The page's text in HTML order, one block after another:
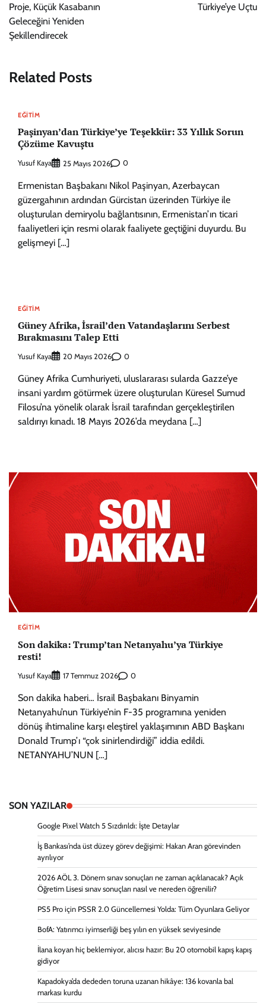
Proje, Küçük Kasabanın
Geleceğini Yeniden
Şekillendirecek
Türkiye’ye Uçtu
Related Posts
EĞITIM
Paşinyan’dan Türkiye’ye Teşekkür: 33 Yıllık Sorun
Çözüme Kavuştu
Yusuf Kaya 25 Mayıs 2026 0
Ermenistan Başbakanı Nikol Paşinyan, Azerbaycan
güzergahının ardından Gürcistan üzerinden Türkiye ile
oluşturulan demiryolu bağlantısının, Ermenistan’ın ticari
faaliyetleri için resmi olarak faaliyete geçtiğini duyurdu. Bu
gelişmeyi […]
EĞITIM
Güney Afrika, İsrail’den Vatandaşlarını Serbest
Bırakmasını Talep Etti
Yusuf Kaya 20 Mayıs 2026 0
Güney Afrika Cumhuriyeti, uluslararası sularda Gazze’ye
insani yardım götürmek üzere oluşturulan Küresel Sumud
Filosu’na yönelik olarak İsrail tarafından gerçekleştirilen
saldırıyı kınadı. 18 Mayıs 2026’da meydana […]
EĞITIM
Son dakika: Trump’tan Netanyahu’ya Türkiye
resti!
Yusuf Kaya 17 Temmuz 2026 0
Son dakika haberi… İsrail Başbakanı Binyamin
Netanyahu’nun Türkiye’nin F-35 programına yeniden
dönüş ihtimaline karşı eleştirel yaklaşımının ABD Başkanı
Donald Trump’ı “çok sinirlendirdiği” iddia edildi.
NETANYAHU’NUN […]
SON YAZILAR
Google Pixel Watch 5 Sızdırıldı: İşte Detaylar
İş Bankası’nda üst düzey görev değişimi: Hakan Aran görevinden
ayrılıyor
2026 AÖL 3. Dönem sınav sonuçları ne zaman açıklanacak? Açık
Öğretim Lisesi sınav sonuçları nasıl ve nereden öğrenilir?
PS5 Pro için PSSR 2.0 Güncellemesi Yolda: Tüm Oyunlara Geliyor
BofA: Yatırımcı iyimserliği beş yılın en yüksek seviyesinde
İlana koyan hiç beklemiyor, alıcısı hazır: Bu 20 otomobil kapış kapış
gidiyor
Kapadokya’da dededen toruna uzanan hikâye: 136 kovanla bal
markası kurdu